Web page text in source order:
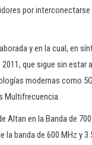
por interconectarse
y en la cual, en
que sigue sin estar
modernas como
Multifrecuencia.
Altan en la Banda de
banda de 600 MHz y